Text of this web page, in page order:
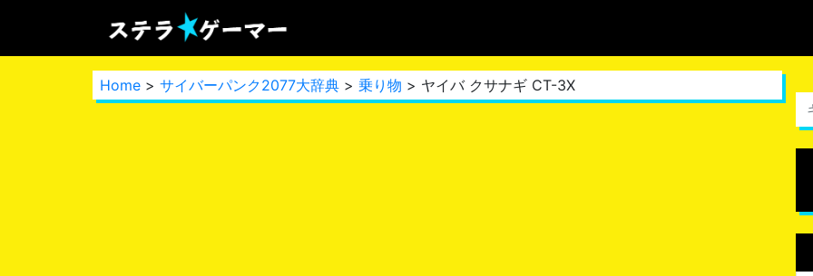
Home > サイバーパンク2077大辞典 > 乗り物 > ヤイバ クサナギ CT-3X